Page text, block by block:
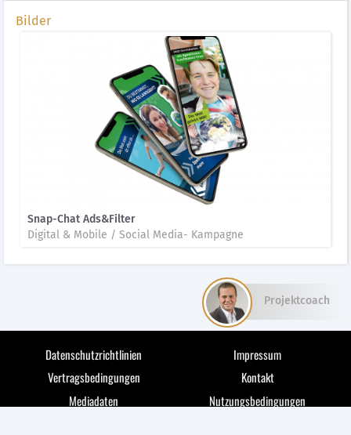
Bilder
Snap-Chat Ads&Filter
Digital & Mobile / Social Media- Kampagne
Datenschutzrichtlinien
Impressum
Vertragsbedingungen
Kontakt
Mediadaten
Nutzungsbedingungen
Projektcoach